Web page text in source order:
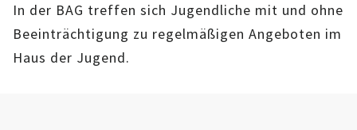
IMAG
In der BAG treffen sich Jugendliche mit und ohne
Beeinträchtigung zu regelmäßigen Angeboten im
Haus der Jugend.